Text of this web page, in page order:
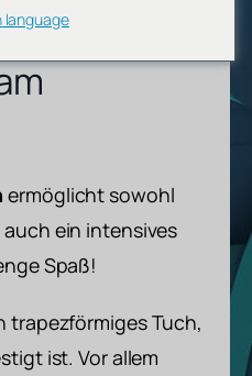
ermöglicht sowohl
ein intensives
Spaß!
trapezförmiges Tuch,
ist. Vor allem
language